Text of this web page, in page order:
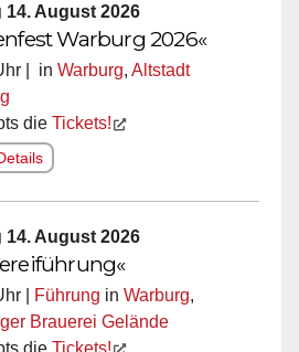
14. August 2026
Warburg 2026«
| in Warburg, Altstadt
die Tickets!
14. August 2026
| Führung in Warburg,
Brauerei Gelände
die Tickets!